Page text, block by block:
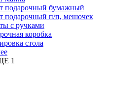
подарочный бумажный
подарочный п/п, мешочек
с ручками
коробка
стола
1